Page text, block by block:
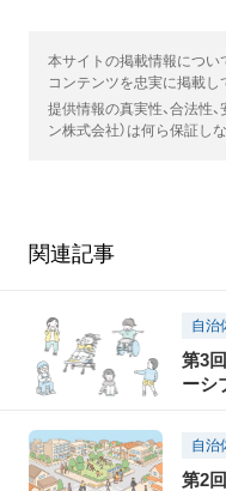
本サイトの掲載情報につい
コンテンツを忠実に掲載し
提供情報の真実性、合法性
ン株式会社）は何ら保証し
関連記事
自治
第3
ーシ
自治
第2